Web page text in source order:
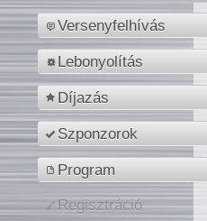
Versenyfelhívás
Lebonyolítás
Díjazás
Szponzorok
Program
Regisztráció